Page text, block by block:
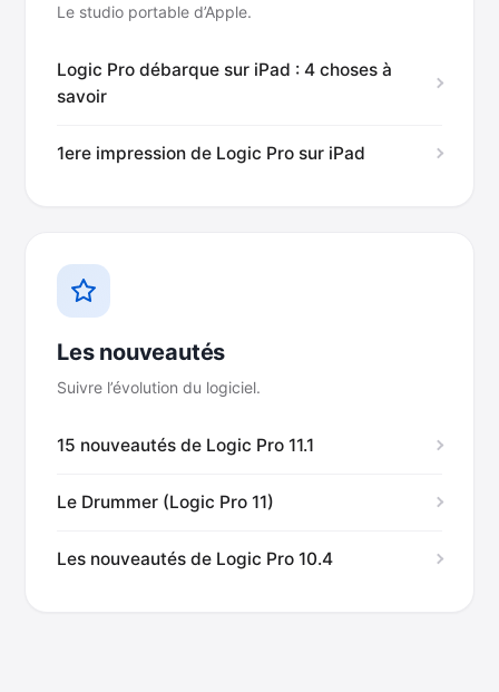
Le studio portable d’Apple.
Logic Pro débarque sur iPad : 4 choses à
savoir
1ere impression de Logic Pro sur iPad
Les nouveautés
Suivre l’évolution du logiciel.
15 nouveautés de Logic Pro 11.1
Le Drummer (Logic Pro 11)
Les nouveautés de Logic Pro 10.4